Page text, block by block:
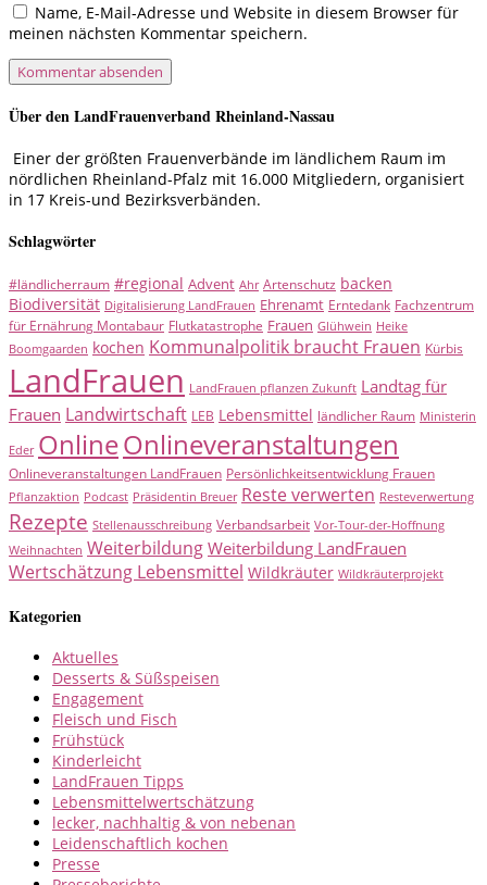
Name, E-Mail-Adresse und Website in diesem Browser für
meinen nächsten Kommentar speichern.
Über den LandFrauenverband Rheinland-Nassau
Einer der größten Frauenverbände im ländlichem Raum im
nördlichen Rheinland-Pfalz mit 16.000 Mitgliedern, organisiert
in 17 Kreis-und Bezirksverbänden.
Schlagwörter
#ländlicherraum #regional Advent Ahr Artenschutz backen
Biodiversität Digitalisierung LandFrauen Ehrenamt Erntedank Fachzentrum
für Ernährung Montabaur Flutkatastrophe Frauen Glühwein Heike
Boomgaarden kochen Kommunalpolitik braucht Frauen Kürbis
LandFrauen LandFrauen pflanzen Zukunft Landtag für
Frauen Landwirtschaft LEB Lebensmittel ländlicher Raum Ministerin
Eder OnlineOnlineveranstaltungen
Onlineveranstaltungen LandFrauen Persönlichkeitsentwicklung Frauen
Pflanzaktion Podcast Präsidentin Breuer Reste verwerten Resteverwertung
Rezepte Stellenausschreibung Verbandsarbeit Vor-Tour-der-Hoffnung
Weihnachten Weiterbildung Weiterbildung LandFrauen
Wertschätzung Lebensmittel Wildkräuter Wildkräuterprojekt
Kategorien
Aktuelles
Desserts & Süßspeisen
Engagement
Fleisch und Fisch
Frühstück
Kinderleicht
LandFrauen Tipps
Lebensmittelwertschätzung
lecker, nachhaltig & von nebenan
Leidenschaftlich kochen
Presse